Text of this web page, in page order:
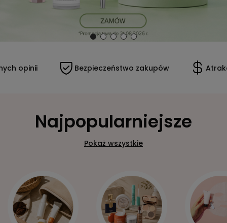
Bezpieczeństwo zakupów Atrakcyjne ceny
Najpopularniejsze
Pokaż wszystkie